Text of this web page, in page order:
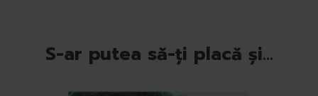
S-ar putea să-ți placă și…